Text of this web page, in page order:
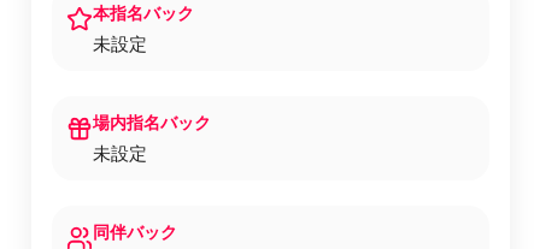
本指名バック
未設定
場内指名バック
未設定
同伴バック